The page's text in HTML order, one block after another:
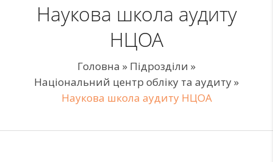
Наукова школа аудиту
НЦОА
Головна » Підрозділи »
Національний центр обліку та аудиту»
Наукова школа аудиту НЦОА